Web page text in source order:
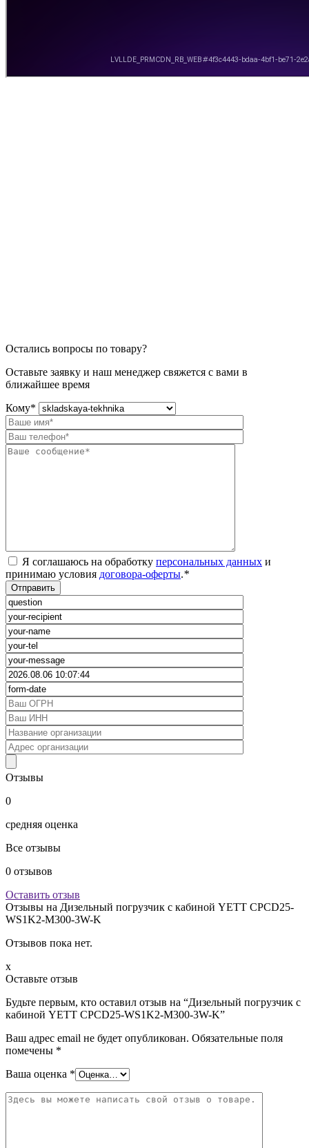
Остались вопросы по товару?
Оставьте заявку и наш менеджер свяжется с вами в
ближайшее время
Кому*
Я соглашаюсь на обработку персональных данных и
принимаю условия договора-оферты.*
Отзывы
0
средняя оценка
Все отзывы
0 отзывов
Оставить отзыв
Отзывы на Дизельный погрузчик с кабиной YETT CPCD25-
WS1K2-M300-3W-K
Отзывов пока нет.
x
Оставьте отзыв
Будьте первым, кто оставил отзыв на “Дизельный погрузчик с
кабиной YETT CPCD25-WS1K2-M300-3W-K”
Ваш адрес email не будет опубликован. Обязательные поля
помечены *
Ваша оценка *